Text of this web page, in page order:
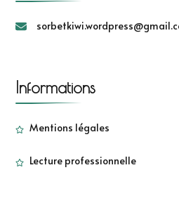
Informations
Mentions légales
Lecture professionnelle